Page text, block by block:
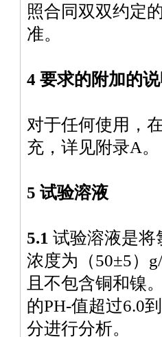
照合同双双约定
准。
4 要求的附加的
对于任何使用，
充，详见附录A。
5 试验溶液
5.1 试验溶液是将
浓度为（50±5）
且不包含铜和镍
的PH-值超过6.0到
分进行分析。